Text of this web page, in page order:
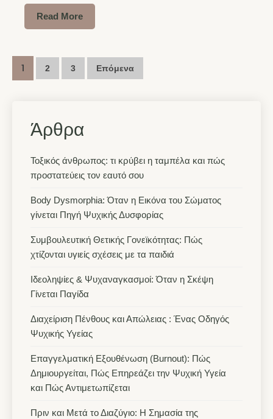
Read More
1 2 3 Επόμενα
Άρθρα
Τοξικός άνθρωπος: τι κρύβει η ταμπέλα και πώς
προστατεύεις τον εαυτό σου
Body Dysmorphia: Όταν η Εικόνα του Σώματος
γίνεται Πηγή Ψυχικής Δυσφορίας
Συμβουλευτική Θετικής Γονεϊκότητας: Πώς
χτίζονται υγιείς σχέσεις με τα παιδιά
Ιδεοληψίες & Ψυχαναγκασμοί: Όταν η Σκέψη
Γίνεται Παγίδα
Διαχείριση Πένθους και Απώλειας : Ένας Οδηγός
Ψυχικής Υγείας
Επαγγελματική Εξουθένωση (Burnout): Πώς
Δημιουργείται, Πώς Επηρεάζει την Ψυχική Υγεία
και Πώς Αντιμετωπίζεται
Πριν και Μετά το Διαζύγιο: Η Σημασία της